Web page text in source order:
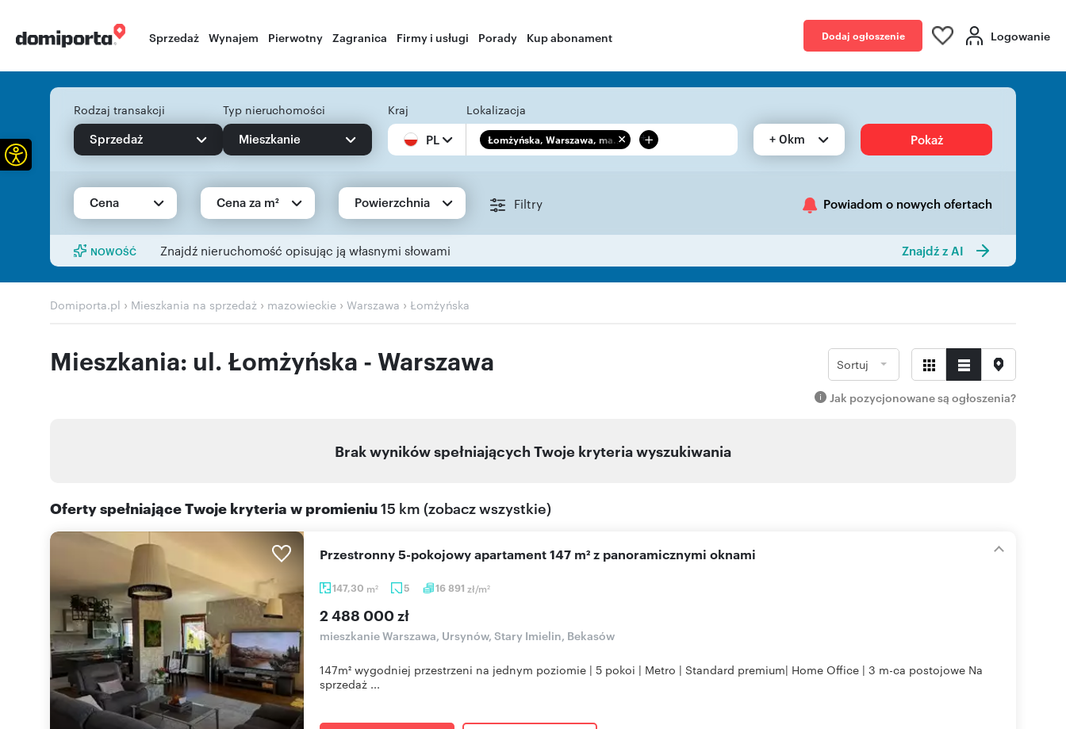
Sprzedaż Wynajem Pierwotny Zagranica Firmy i usługi Porady Kup abonament Dodaj ogłoszenie Logowanie
Rodzaj transakcji
Sprzedaż
Typ nieruchomości
Mieszkanie
Kraj
PL
Lokalizacja
Łomżyńska, Warszawa, ma... + + 0km Pokaż
Cena Cena za m² Powierzchnia Filtry Powiadom o nowych ofertach
NOWOŚĆ Znajdź nieruchomość opisując ją własnymi słowami Znajdź z AI
Domiporta.pl › Mieszkania na sprzedaż › mazowieckie › Warszawa › Łomżyńska
Mieszkania: ul. Łomżyńska - Warszawa Sortuj
Jak pozycjonowane są ogłoszenia?
Brak wyników spełniających Twoje kryteria wyszukiwania
Oferty spełniające Twoje kryteria w promieniu15 km (zobacz wszystkie)
147,30 m2 5 16 891 zł/m2
Przestronny 5-pokojowy apartament 147 m² z panoramicznymi oknami
2 488 000 zł
mieszkanie Warszawa, Ursynów, Stary Imielin, Bekasów
147m² wygodniej przestrzeni na jednym poziomie | 5 pokoi | Metro | Standard premium| Home Office | 3 m-ca postojowe Na
sprzedaż ...
Otwórz pasek narzędzi